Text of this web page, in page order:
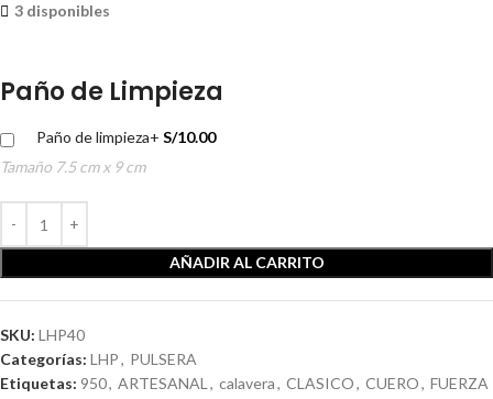
3 disponibles
Paño de Limpieza
Paño de limpieza+ S/10.00
Tamaño 7.5 cm x 9 cm
AÑADIR AL CARRITO
SKU: LHP40
Categorías: LHP, PULSERA
Etiquetas: 950, ARTESANAL, calavera, CLASICO, CUERO, FUERZA